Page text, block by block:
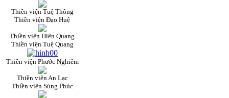
Thiền viện Tuệ Thông
Thiền viện Đạo Huệ
Thiền viện Hiện Quang
Thiền viện Tuệ Quang
Thiền viện Phước Nghiêm
Thiền viện An Lạc
Thiền viện Sùng Phúc